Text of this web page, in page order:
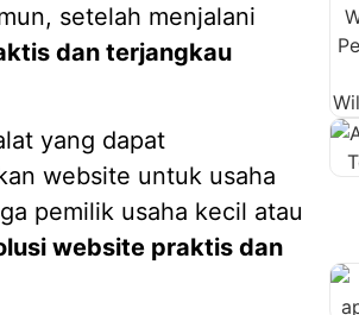
setelah menjalani
dan terjangkau
yang dapat
website untuk usaha
pemilik usaha kecil atau
website praktis dan